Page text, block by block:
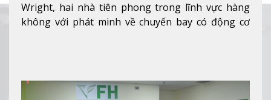
Wright, hai nhà tiên phong trong lĩnh vực hàng
không với phát minh về chuyến bay có động cơ